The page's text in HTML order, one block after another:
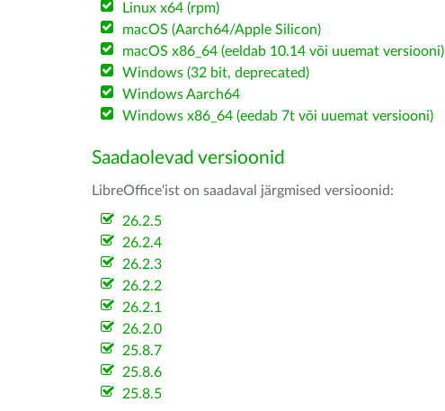
Linux x64 (rpm)
macOS (Aarch64/Apple Silicon)
macOS x86_64 (eeldab 10.14 või uuemat versiooni)
Windows (32 bit, deprecated)
Windows Aarch64
Windows x86_64 (eedab 7t või uuemat versiooni)
Saadaolevad versioonid
LibreOffice'ist on saadaval järgmised versioonid:
26.2.5
26.2.4
26.2.3
26.2.2
26.2.1
26.2.0
25.8.7
25.8.6
25.8.5